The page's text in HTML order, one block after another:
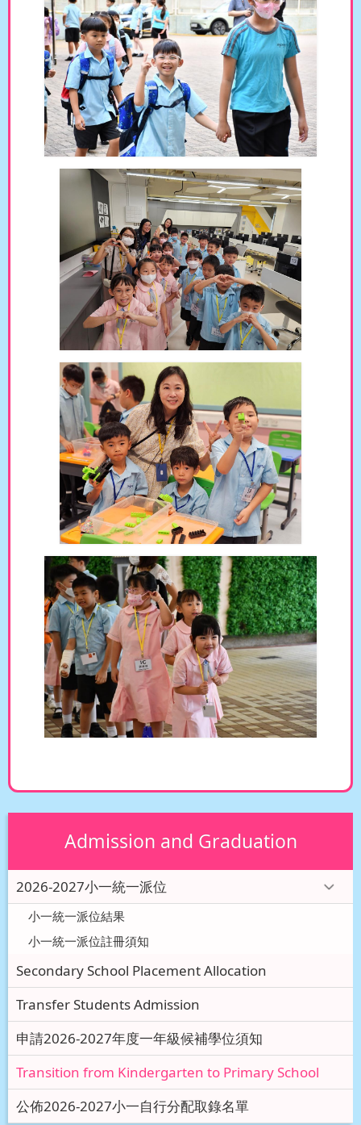
Admission and Graduation
2026-2027小一統一派位
小一統一派位結果
小一統一派位註冊須知
Secondary School Placement Allocation
Transfer Students Admission
申請2026-2027年度一年級候補學位須知
Transition from Kindergarten to Primary School
公佈2026-2027小一自行分配取錄名單